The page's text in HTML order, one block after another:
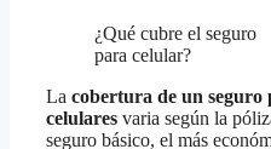
¿Qué cubre el seguro
para celular?
La cobertura de un seguro
celulares varia según la
seguro básico, el más